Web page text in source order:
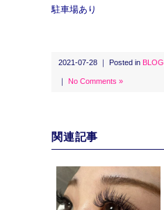
駐車場あり
2021-07-28 ｜ Posted in BLOG
｜ No Comments »
関連記事